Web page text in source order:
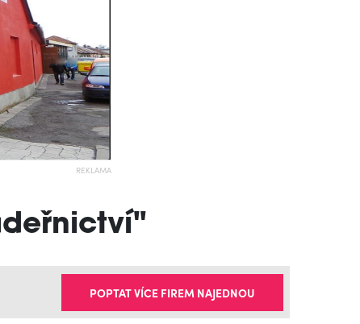
REKLAMA
POPTAT VÍCE FIREM NAJEDNOU